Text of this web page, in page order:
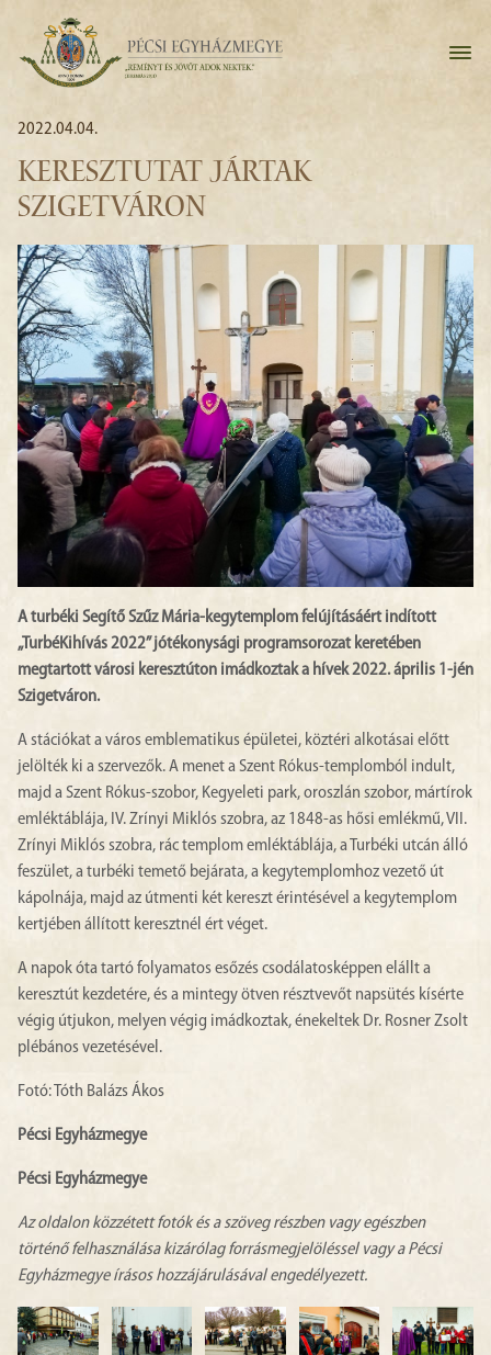
2022.04.04.
KERESZTUTAT JÁRTAK
SZIGETVÁRON
A turbéki Segítő Szűz Mária-kegytemplom felújításáért indított
„TurbéKihívás 2022” jótékonysági programsorozat keretében
megtartott városi keresztúton imádkoztak a hívek 2022. április 1-jén
Szigetváron.
A stációkat a város emblematikus épületei, köztéri alkotásai előtt
jelölték ki a szervezők. A menet a Szent Rókus-templomból indult,
majd a Szent Rókus-szobor, Kegyeleti park, oroszlán szobor, mártírok
emléktáblája, IV. Zrínyi Miklós szobra, az 1848-as hősi emlékmű, VII.
Zrínyi Miklós szobra, rác templom emléktáblája, a Turbéki utcán álló
feszület, a turbéki temető bejárata, a kegytemplomhoz vezető út
kápolnája, majd az útmenti két kereszt érintésével a kegytemplom
kertjében állított keresztnél ért véget.
A napok óta tartó folyamatos esőzés csodálatosképpen elállt a
keresztút kezdetére, és a mintegy ötven résztvevőt napsütés kísérte
végig útjukon, melyen végig imádkoztak, énekeltek Dr. Rosner Zsolt
plébános vezetésével.
Fotó: Tóth Balázs Ákos
Pécsi Egyházmegye
Pécsi Egyházmegye
Az oldalon közzétett fotók és a szöveg részben vagy egészben
történő felhasználása kizárólag forrásmegjelöléssel vagy a Pécsi
Egyházmegye írásos hozzájárulásával engedélyezett.